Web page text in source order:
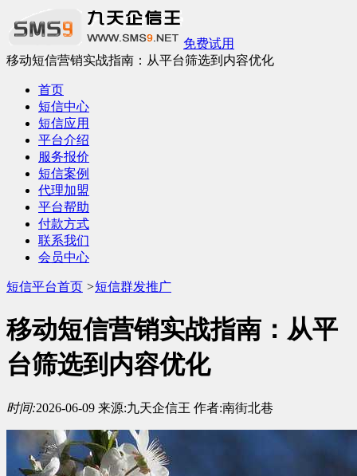
免费试用
移动短信营销实战指南：从平台筛选到内容优化
首页
短信中心
短信应用
平台介绍
服务报价
短信案例
代理加盟
平台帮助
付款方式
联系我们
会员中心
短信平台首页 >短信群发推广
移动短信营销实战指南：从平
台筛选到内容优化
时间:2026-06-09 来源:九天企信王 作者:南街北巷